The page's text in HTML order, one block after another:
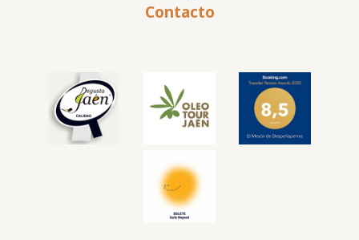
Contacto